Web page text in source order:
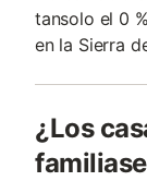
tansolo el 0
en la Sierra
¿Los